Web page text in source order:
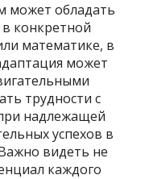
может обладать
конкретной
математике, в
может
трудности с
надлежащей
успехов в
видеть не
каждого